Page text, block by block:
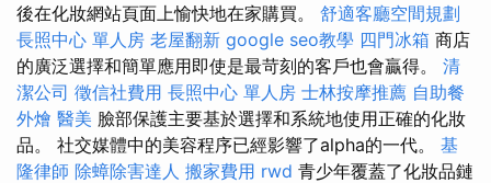
後在化妝網站頁面上愉快地在家購買。 舒適客廳空間規劃
長照中心 單人房 老屋翻新 google seo教學 四門冰箱 商店
的廣泛選擇和簡單應用即使是最苛刻的客戶也會贏得。 清
潔公司 徵信社費用 長照中心 單人房 士林按摩推薦 自助餐
外燴 醫美 臉部保護主要基於選擇和系統地使用正確的化妝
品。 社交媒體中的美容程序已經影響了alpha的一代。 基
隆律師 除蟑除害達人 搬家費用 rwd 青少年覆蓋了化妝品鏈